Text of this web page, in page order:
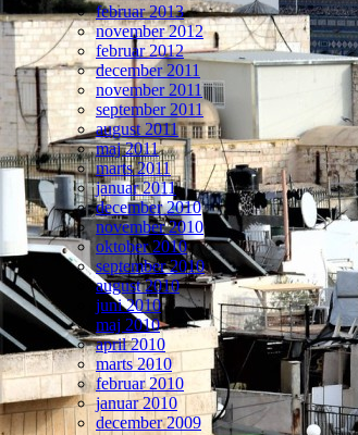
februar 2013
november 2012
februar 2012
december 2011
november 2011
september 2011
august 2011
maj 2011
marts 2011
januar 2011
december 2010
november 2010
oktober 2010
september 2010
august 2010
juni 2010
maj 2010
april 2010
marts 2010
februar 2010
januar 2010
december 2009